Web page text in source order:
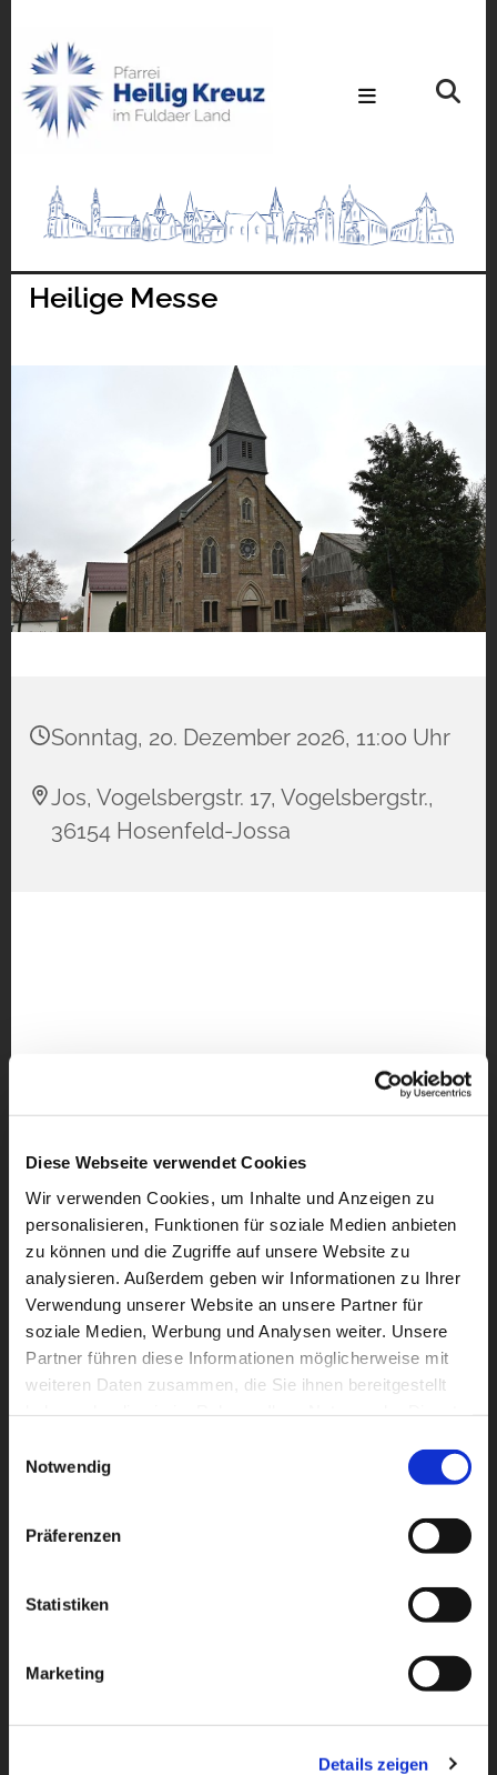
Diese Webseite verwendet Cookies
Wir verwenden Cookies, um Inhalte und Anzeigen zu
personalisieren, Funktionen für soziale Medien anbieten
zu können und die Zugriffe auf unsere Website zu
analysieren. Außerdem geben wir Informationen zu Ihrer
Verwendung unserer Website an unsere Partner für
soziale Medien, Werbung und Analysen weiter. Unsere
Partner führen diese Informationen möglicherweise mit
weiteren Daten zusammen, die Sie ihnen bereitgestellt
Notwendig
Präferenzen
Statistiken
Marketing
Details zeigen
Heilige Messe
Sonntag, 20. Dezember 2026, 11:00 Uhr
Jos, Vogelsbergstr. 17, Vogelsbergstr.,
36154 Hosenfeld-Jossa
Dies könnte Sie auch
interessieren